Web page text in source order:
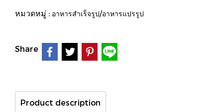
หมวดหมู่ : อาหารสำเร็จรูป/อาหารแปรรูป
Share
Product description